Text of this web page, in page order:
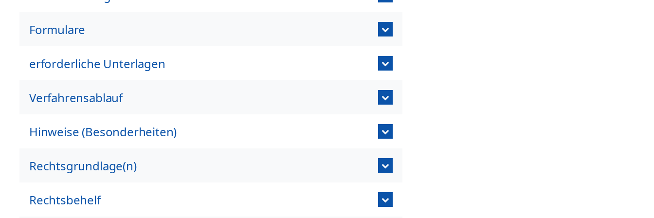
Formulare
erforderliche Unterlagen
Verfahrensablauf
Hinweise (Besonderheiten)
Rechtsgrundlage(n)
Rechtsbehelf